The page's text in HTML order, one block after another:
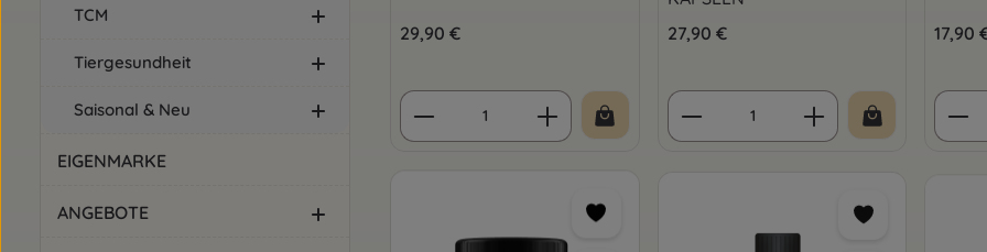
TCM
Tiergesundheit
Saisonal & Neu
EIGENMARKE
ANGEBOTE
Regulärer Preis:
29,90 €
Produkt Anzahl: Gib den gewünschten Wert
Regulärer Preis:
27,90 €
Produkt Anzahl: Gib den
17,90